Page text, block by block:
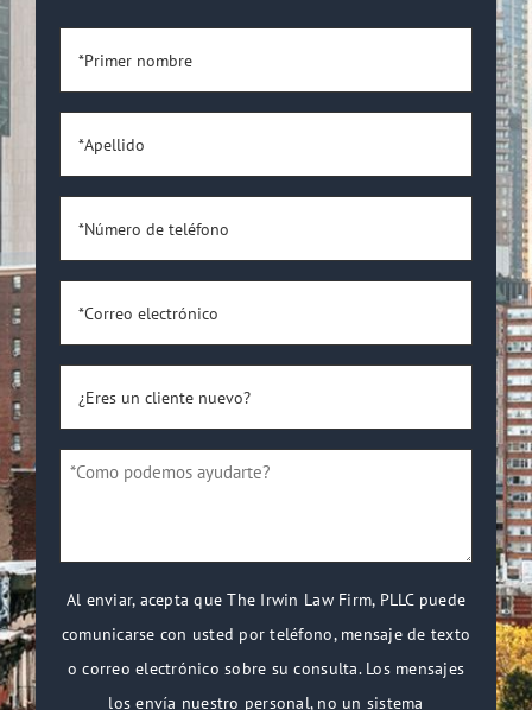
nombre
electrónico
un
nuevo?
*Como
*
Al enviar, acepta que The Irwin Law Firm, PLLC puede
comunicarse con usted por teléfono, mensaje de texto
o correo electrónico sobre su consulta. Los mensajes
los envía nuestro personal, no un sistema